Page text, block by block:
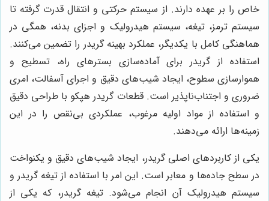
خاص را بر عهده دارند. از سیستم حرکتی و انتقال قدرت گرفته تا
سیستم ترمز، تیغه، سیستم هیدرولیک و اجزای بدنه، همگی در
هماهنگی کامل با یکدیگر، عملکرد بهینه گریدر را تضمین می‌کنند.
استفاده از گریدر برای آماده‌سازی بسترهای راه، تسطیح و
هموارسازی سطوح، ایجاد شیب‌های دقیق و اجرای آسفالت، امری
ضروری و اجتناب‌ناپذیر است. قطعات گریدر هپکو با طراحی دقیق
و استفاده از مواد اولیه مرغوب، عملکردی بی‌نقص را در این
زمینه‌ها ارائه می‌دهند.
یکی از کاربردهای اصلی گریدر، ایجاد شیب‌های دقیق و یکنواخت
در سطح جاده‌ها و معابر است. این امر با استفاده از تیغه گریدر و
سیستم هیدرولیک آن انجام می‌شود. تیغه گریدر، که یکی از